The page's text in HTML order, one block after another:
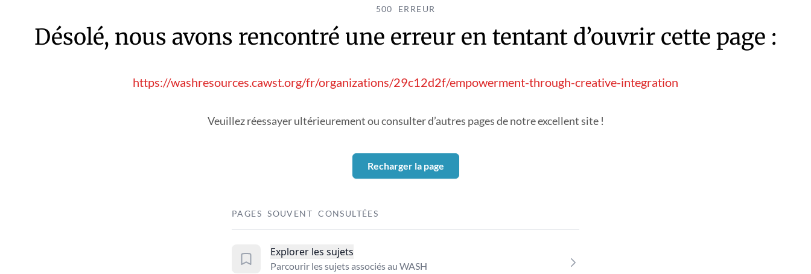
500 ERREUR
Désolé, nous avons rencontré une erreur en tentant d’ouvrir cette page :
https://washresources.cawst.org/fr/organizations/29c12d2f/empowerment-through-creative-integration
Veuillez réessayer ultérieurement ou consulter d’autres pages de notre excellent site !
Recharger la page
PAGES SOUVENT CONSULTÉES
Explorer les sujets
Parcourir les sujets associés au WASH